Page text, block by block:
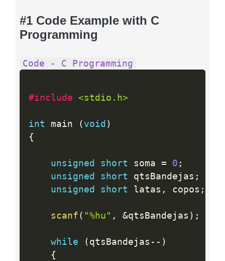
#1 Code Example with C
Programming
Code - C Programming
#include <stdio.h>
int main ( void )
{
unsigned short soma = 0 ;
unsigned
short qtsBandejas ;
unsigned
short latas , copos ;
scanf ( "%hu" , &qtsBandejas ) ;
while ( qtsBandejas -- )
{